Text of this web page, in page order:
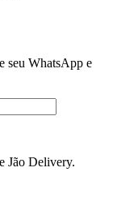
seu WhatsApp e
Jão Delivery.